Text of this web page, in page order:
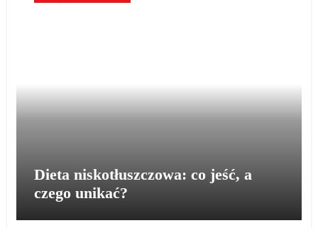
Dieta niskotłuszczowa: co jeść, a
czego unikać?